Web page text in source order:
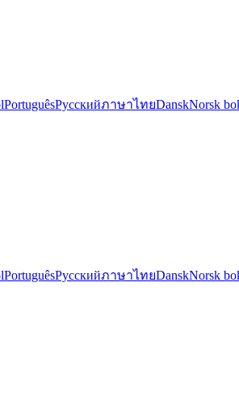
PortuguêsРусскийภาษาไทยDanskNorsk
PortuguêsРусскийภาษาไทยDanskNorsk